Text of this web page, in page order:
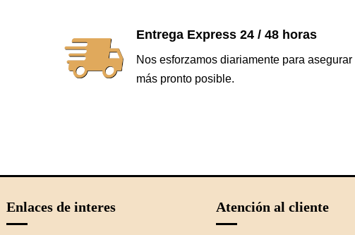
Entrega Express 24 / 48 horas
Nos esforzamos diariamente para
más pronto posible.
Enlaces de interes Atención al cliente